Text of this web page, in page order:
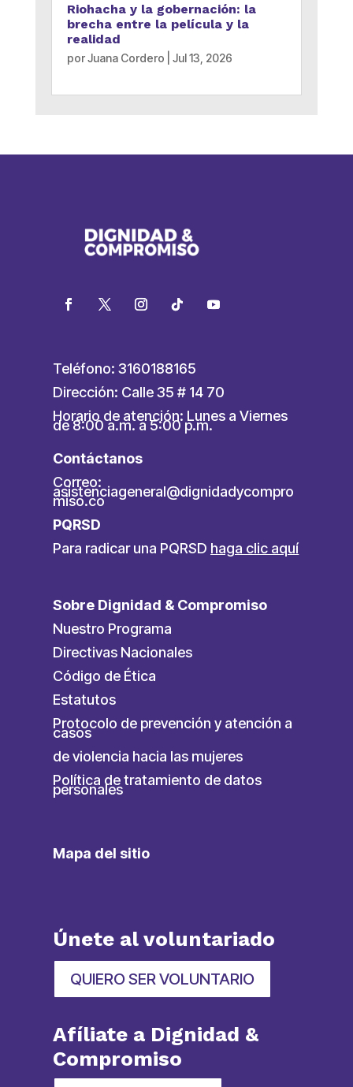
Riohacha y la gobernación: la
brecha entre la película y la
realidad
porJuana Cordero Jul 13, 2026
Teléfono: 3160188165
Dirección: Calle 35 # 14 70
Horario de atención: Lunes a Viernes
de 8:00 a.m. a 5:00 p.m.
Contáctanos
Correo:
asistenciageneral@dignidadycompro
miso.co
PQRSD
Para radicar una PQRSD haga clic aquí
Sobre Dignidad & Compromiso
Nuestro Programa
Directivas Nacionales
Código de Ética
Estatutos
Protocolo de prevención y atención a
casos
de violencia hacia las mujeres
Política de tratamiento de datos
personales
Mapa del sitio
Únete al voluntariado
QUIERO SER VOLUNTARIO
Afíliate a Dignidad &
Compromiso